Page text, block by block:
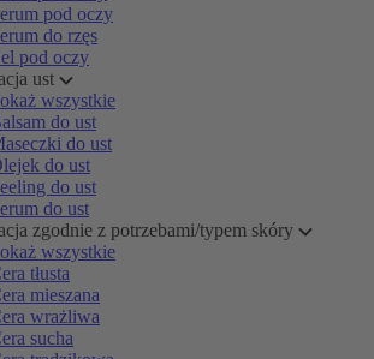
pod oczy
do rzęs
pod oczy
ust
wszystkie
do ust
do ust
do ust
do ust
do ust
zgodnie z potrzebami/typem skóry
wszystkie
tłusta
mieszana
wrażliwa
sucha